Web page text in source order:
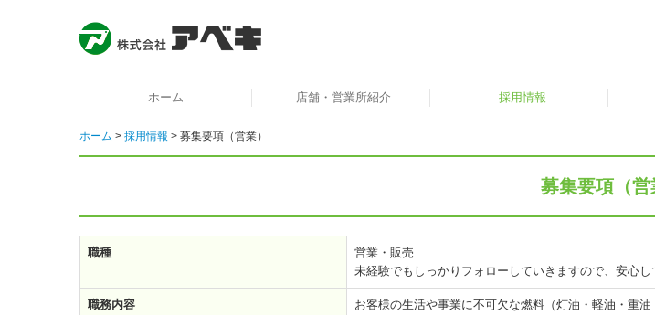
ホーム 店舗・営業所紹介 採用情報
ホーム 採用情報 募集要項（営業）
募集要項（営
職種
営業・販売
未経験でもしっかりフォローしていきますので、安心し
職務内容
お客様の生活や事業に不可欠な燃料（灯油・軽油・重